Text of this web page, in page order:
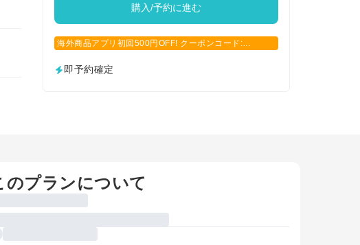
購入/予約に進む
海外商品アプリ初回500円OFF! クーポンコード:
即予約確定
のプランについて